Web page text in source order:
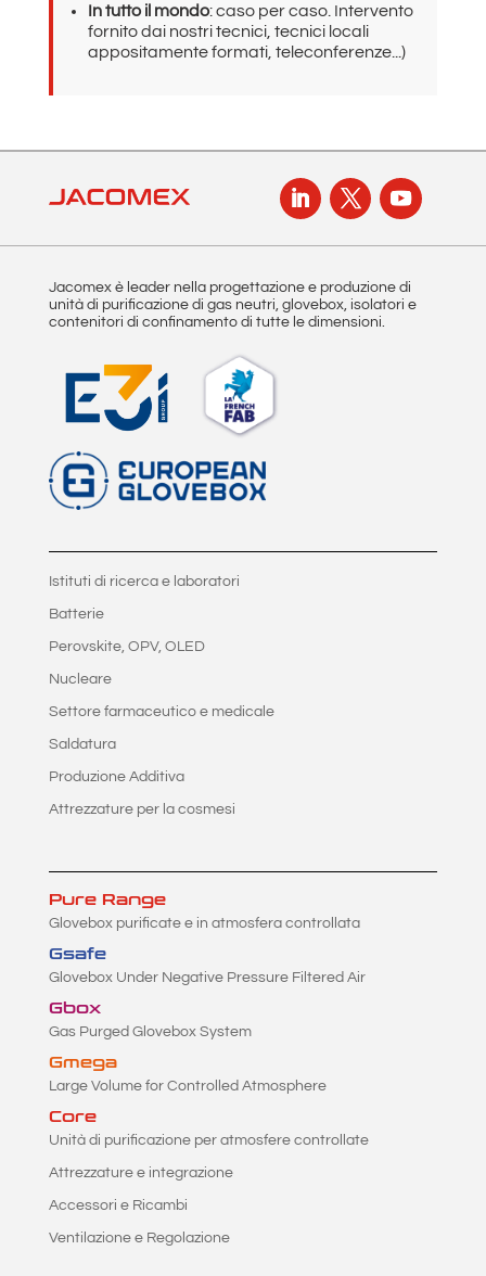
In tutto il mondo: caso per caso. Intervento
fornito dai nostri tecnici, tecnici locali
appositamente formati, teleconferenze...)
Jacomex è leader nella progettazione e produzione di
unità di purificazione di gas neutri, glovebox, isolatori e
contenitori di confinamento di tutte le dimensioni.
Istituti di ricerca e laboratori
Batterie
Perovskite, OPV, OLED
Nucleare
Settore farmaceutico e medicale
Saldatura
Produzione Additiva
Attrezzature per la cosmesi
Pure Range
Glovebox purificate e in atmosfera controllata
Gsafe
Glovebox Under Negative Pressure Filtered Air
Gbox
Gas Purged Glovebox System
Gmega
Large Volume for Controlled Atmosphere
Core
Unità di purificazione per atmosfere controllate
Attrezzature e integrazione
Accessori e Ricambi
Ventilazione e Regolazione